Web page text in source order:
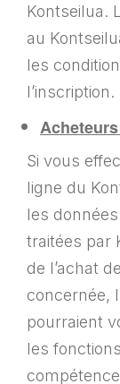
Kontseilua.
au
les
l’inscription.
Si vous
ligne du
les
traitées par
de l’achat
concernée,
pourraient
les